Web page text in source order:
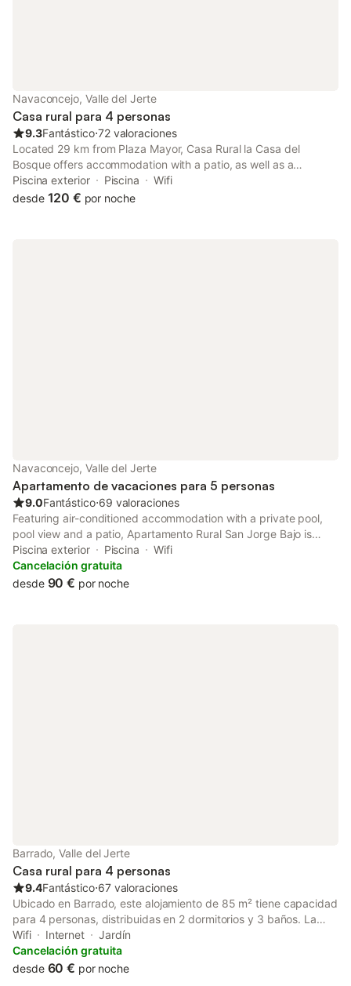
Navaconcejo, Valle del Jerte
Casa rural para 4 personas
9.3Fantástico⋅72 valoraciones
Located 29 km from Plaza Mayor, Casa Rural la Casa del
Bosque offers accommodation with a patio, as well as a
seasonal outdoor swimming pool and a garden. Featuring a tour
desk, this property also provides guests with a picnic area.
Piscina exterior Piscina
Wifi
desde 120 € por noche
Navaconcejo, Valle del Jerte
Apartamento de vacaciones para 5 personas
9.0Fantástico⋅69 valoraciones
Featuring air-conditioned accommodation with a private pool,
pool view and a patio, Apartamento Rural San Jorge Bajo is
located in Navaconcejo.
Piscina exterior Piscina
Wifi
Cancelación gratuita
desde 90 € por noche
Barrado, Valle del Jerte
Casa rural para 4 personas
9.4Fantástico⋅67 valoraciones
Ubicado en Barrado, este alojamiento de 85 m² tiene capacidad
para 4 personas, distribuidas en 2 dormitorios y 3 baños. La
propiedad se encuentra a 200 m del centro de la ciudad,
ofreciendo un punto de partida para quienes deseen explorar el
paisaje montañoso de los alrededores. El interior cuenta con una
Wifi Internet
Jardín
Cancelación gratuita
desde 60 € por noche